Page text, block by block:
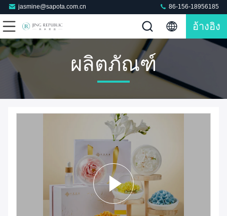
jasmine@sapota.com.cn 86-156-18956185
อ้างอิง
ผลิตภัณฑ์